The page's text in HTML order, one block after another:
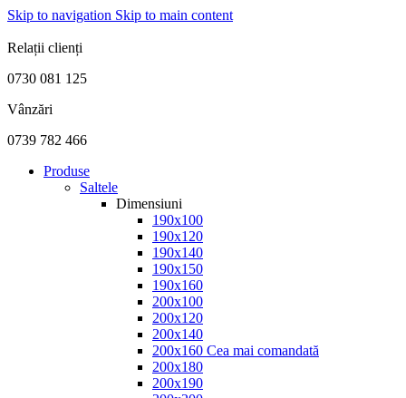
Skip to navigation Skip to main content
Relații clienți
0730 081 125
Vânzări
0739 782 466
Produse
Saltele
Dimensiuni
190x100
190x120
190x140
190x150
190x160
200x100
200x120
200x140
200x160 Cea mai comandată
200x180
200x190